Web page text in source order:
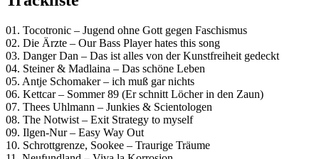
01. Tocotronic – Jugend ohne Gott gegen Faschismus
02. Die Ärzte – Our Bass Player hates this song
03. Danger Dan – Das ist alles von der Kunstfreiheit gedeckt
04. Steiner & Madlaina – Das schöne Leben
05. Antje Schomaker – ich muß gar nichts
06. Kettcar – Sommer 89 (Er schnitt Löcher in den Zaun)
07. Thees Uhlmann – Junkies & Scientologen
08. The Notwist – Exit Strategy to myself
09. Ilgen-Nur – Easy Way Out
10. Schrottgrenze, Sookee – Traurige Träume